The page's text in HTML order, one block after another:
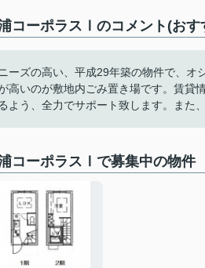
コーポラスⅠのコメント(おす
ニーズの高い、平成29年築の物件で、オ
高いのが敷地内ごみ置き場です。賃貸
よう、全力でサポート致します。また
コーポラスⅠで募集中の物件